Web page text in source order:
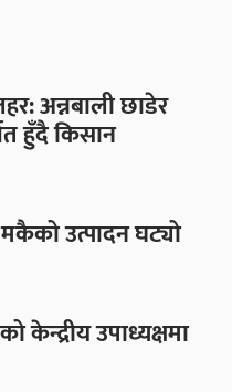
अन्नबाली छाडेर
हुँदै किसान
उत्पादन घट्यो
केन्द्रीय उपाध्यक्षमा